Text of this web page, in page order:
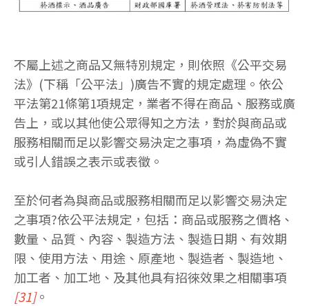
不屬上述之商品又無特別規定，則依照《公平交易
法》(下稱「公平法」)廣告不實的規定處理。依公
平法第21條第1項規定，業者不得在商品、服務或廣
告上，或以其他使公眾得知之方法，對於與商品或
服務相關而足以影響交易決定之事項，為虛偽不實
或引人錯誤之表示或表徵。
至於何者為與商品或服務相關而足以影響交易決定
之事項?依公平法規定，包括：商品或服務之價格、
數量、品質、內容、製造方法、製造日期、有效期
限、使用方法、用途、原產地、製造者、製造地、
加工者、加工地、及其他具有招徠效果之相關事項
[31]。